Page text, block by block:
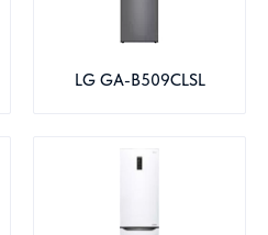
LG GA-B509CLSL